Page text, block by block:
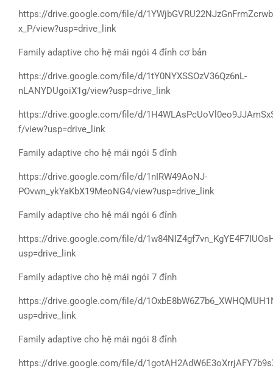
https://drive.google.com/file/d/
x_P/view?usp=drive_link
Family adaptive cho hệ mái ngói 4 đỉnh cơ bản
https://drive.google.com/file/d/1tY0NYXSSOzV36Qz6nL-
nLANYDUgoiX1g/view?usp=drive_link
https://drive.google.com/file/d/
f/view?usp=drive_link
Family adaptive cho hệ mái ngói 5 đỉnh
https://drive.google.com/file/d/1nIRW49AoNJ-
POvwn_ykYaKbX19MeoNG4/view?usp=drive_link
Family adaptive cho hệ mái ngói 6 đỉnh
https://drive.google.com/file/d/
usp=drive_link
Family adaptive cho hệ mái ngói 7 đỉnh
https://drive.google.com/file/d/
usp=drive_link
Family adaptive cho hệ mái ngói 8 đỉnh
https://drive.google.com/file/d/